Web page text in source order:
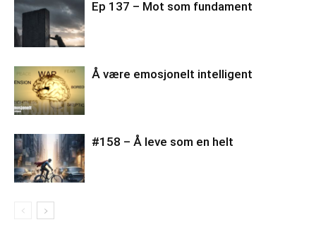
Ep 137 – Mot som fundament
Å være emosjonelt intelligent
#158 – Å leve som en helt